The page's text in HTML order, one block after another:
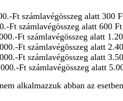
Ft számlavégösszeg alatt 300
Ft számlavégösszeg alatt 600
Ft számlavégösszeg alatt
Ft számlavégösszeg alatt
Ft számlavégösszeg alatt
Ft számlavégösszeg alatt
alkalmazzuk abban az